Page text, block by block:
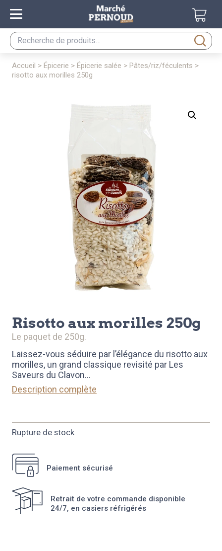
Recherche
pour :
accueil > épicerie > épicerie salée > pâtes/riz/féculents >
risotto aux morilles 250g
risotto aux morilles 250g
le paquet de 250g.
Laissez-vous séduire par l’élégance du risotto aux
morilles, un grand classique revisité par Les
Saveurs du Clavon...
Description complète
Rupture de stock
Paiement sécurisé
Retrait de votre commande disponible
24/7, en casiers réfrigérés